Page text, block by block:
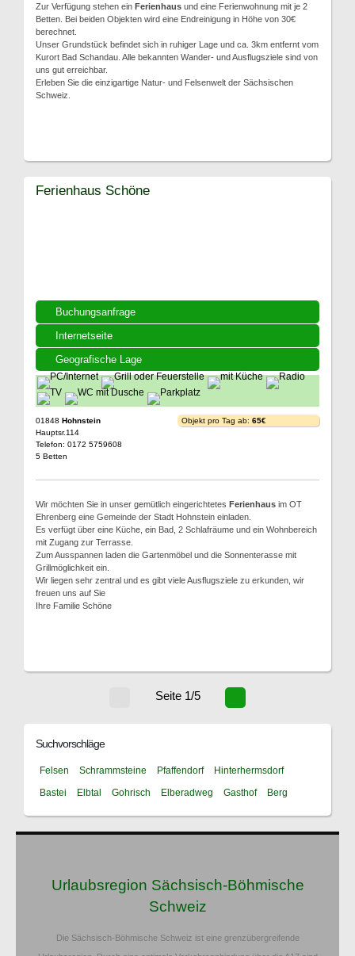
Zur Verfügung stehen ein Ferienhaus und eine Ferienwohnung mit je 2
Betten. Bei beiden Objekten wird eine Endreinigung in Höhe von 30€
berechnet.
Unser Grundstück befindet sich in ruhiger Lage und ca. 3km entfernt vom
Kurort Bad Schandau. Alle bekannten Wander- und Ausflugsziele sind von
uns gut erreichbar.
Erleben Sie die einzigartige Natur- und Felsenwelt der Sächsischen
Schweiz.
Buchungsanfrage
Internetseite
Geografische Lage
Ferienhaus Schöne
01848 Hohnstein
Hauptsr.114
Telefon: 0172 5759608
5 Betten
Objekt pro Tag ab: 65€
Wir möchten Sie in unser gemütlich eingerichtetes Ferienhaus im OT
Ehrenberg eine Gemeinde der Stadt Hohnstein einladen.
Es verfügt über eine Küche, ein Bad, 2 Schlafräume und ein Wohnbereich
mit Zugang zur Terrasse.
Zum Ausspannen laden die Gartenmöbel und die Sonnenterasse mit
Grillmöglichkeit ein.
Wir liegen sehr zentral und es gibt viele Ausflugsziele zu erkunden, wir
freuen uns auf Sie
Ihre Familie Schöne
Seite 1/5
Suchvorschläge
Felsen Schrammsteine Pfaffendorf
Hinterhermsdorf
Bastei
Elbtal Gohrisch Elberadweg Gasthof Berg
Urlaubsregion Sächsisch-Böhmische
Schweiz
Die Sächsisch-Böhmische Schweiz ist eine grenzübergreifende